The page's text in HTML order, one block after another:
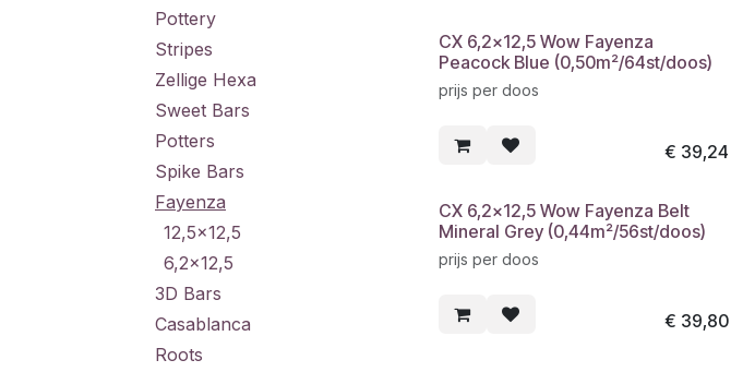
Pottery
Stripes
Zellige Hexa
Sweet Bars
Potters
Spike Bars
Fayenza
12,5x12,5
6,2x12,5
3D Bars
Casablanca
Roots
CX 6,2x12,5 Wow Fayenza
Peacock Blue (0,50m²/64st/doos)
prijs per doos
€ 39,24
CX 6,2x12,5 Wow Fayenza Belt
Mineral Grey (0,44m²/56st/doos)
prijs per doos
€ 39,80